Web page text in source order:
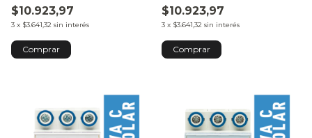
$10.923,97
3 x $3.641,32 sin interés
$10.923,97
3 x $3.641,32 sin interés